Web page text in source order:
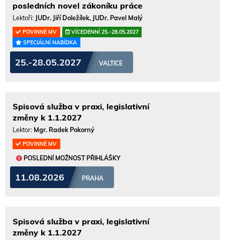
posledních novel zákoníku práce
Lektoři: JUDr. Jiří Doležílek, JUDr. Pavel Malý
POVINNÉ MV
VÍCEDENNÍ 25.-28.05.2027
SPECIÁLNÍ NABÍDKA
25.-28.05.2027 VALTICE
Spisová služba v praxi, legislativní
změny k 1.1.2027
Lektor: Mgr. Radek Pokorný
POVINNÉ MV
POSLEDNÍ MOŽNOST PŘIHLÁŠKY
11.08.2026 PRAHA
Spisová služba v praxi, legislativní
změny k 1.1.2027